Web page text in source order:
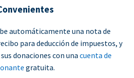
automáticamente una nota de
para deducción de impuestos, y
donaciones con una cuenta de
gratuita.